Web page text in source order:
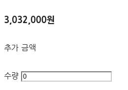
3,032,000원
추가 금액
수량